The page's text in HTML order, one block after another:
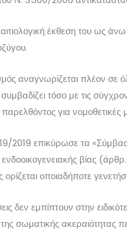
έκθεση του ως
αναγνωρίζεται πλέον σε
τόσο με τις
για νομοθετικές
2019 επικύρωσε τα
ενδοοικογενειακής βίας
οποιαδήποτε
δεν εμπίπτουν στην
σωματικής